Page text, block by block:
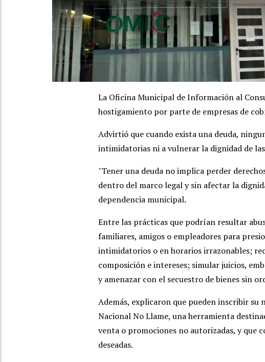
La Oficina Municipal de Información al
hostigamiento por parte de empresas de
Advirtió que cuando exista una deuda,
intimidatorias ni a vulnerar la dignidad de
"Tener una deuda no implica perder
dentro del marco legal y sin afectar la
dependencia municipal.
Entre las prácticas que podrían resultar
familiares, amigos o empleadores para
intimidatorios o en horarios irrazonables;
composición e intereses; simular juicios,
y amenazar con el secuestro de bienes sin
Además, explicaron que puedeninscribir su
Nacional No Llame, una herramienta
venta o promociones no autorizadas, y que
deseadas.